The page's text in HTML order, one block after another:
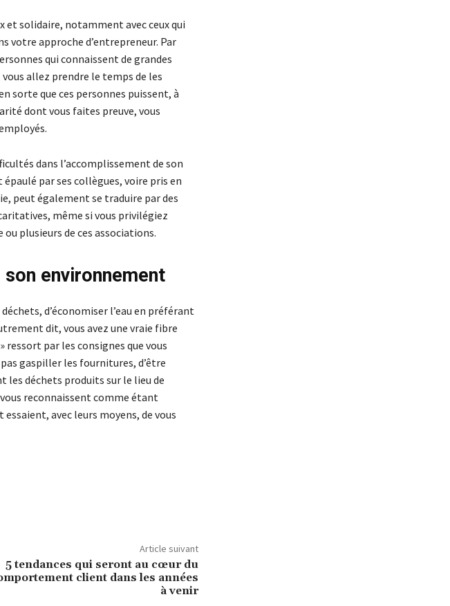
et solidaire, notamment avec ceux qui
votre approche d’entrepreneur. Par
qui connaissent de grandes
allez prendre le temps de les
sorte que ces personnes puissent, à
dont vous faites preuve, vous
dans l’accomplissement de son
par ses collègues, voire pris en
peut également se traduire par des
même si vous privilégiez
plusieurs de ces associations.
environnement
d’économiser l’eau en préférant
dit, vous avez une vraie fibre
ressort par les consignes que vous
gaspiller les fournitures, d’être
les déchets produits sur le lieu de
reconnaissent comme étant
avec leurs moyens, de vous
Article suivant
5 tendances qui seront au cœur du
client dans les années
à venir